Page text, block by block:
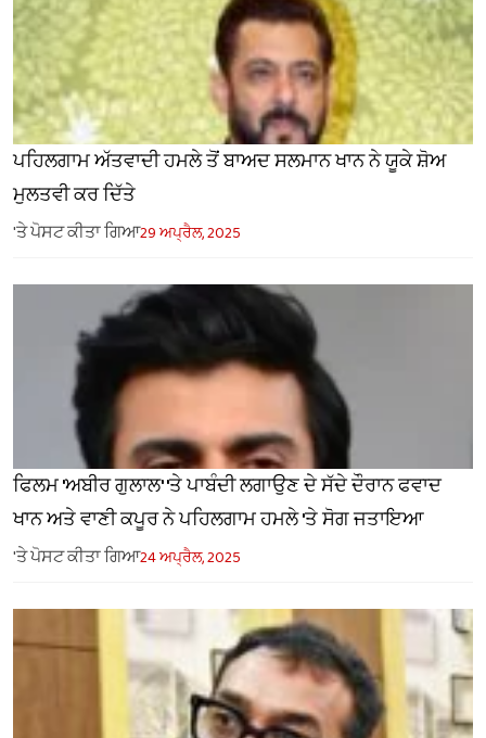
ਪਹਿਲਗਾਮ ਅੱਤਵਾਦੀ ਹਮਲੇ ਤੋਂ ਬਾਅਦ ਸਲਮਾਨ ਖਾਨ ਨੇ ਯੂਕੇ ਸ਼ੋਅ
ਮੁਲਤਵੀ ਕਰ ਦਿੱਤੇ
'ਤੇ ਪੋਸਟ ਕੀਤਾ ਗਿਆ29 ਅਪ੍ਰੈਲ, 2025
ਫਿਲਮ 'ਅਬੀਰ ਗੁਲਾਲ' 'ਤੇ ਪਾਬੰਦੀ ਲਗਾਉਣ ਦੇ ਸੱਦੇ ਦੌਰਾਨ ਫਵਾਦ
ਖਾਨ ਅਤੇ ਵਾਣੀ ਕਪੂਰ ਨੇ ਪਹਿਲਗਾਮ ਹਮਲੇ 'ਤੇ ਸੋਗ ਜਤਾਇਆ
'ਤੇ ਪੋਸਟ ਕੀਤਾ ਗਿਆ24 ਅਪ੍ਰੈਲ, 2025